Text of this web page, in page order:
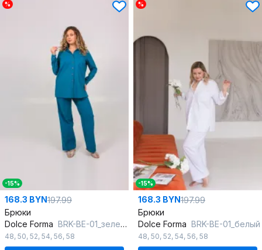
%
-15%
168.3 BYN197.99
Брюки
Dolce Forma BRK-BE-01_зеленый
48, 50, 52, 54, 56, 58
%
-15%
168.3 BYN197.99
Брюки
Dolce Forma BRK-BE-01_белый
48, 50, 52, 54, 56, 58